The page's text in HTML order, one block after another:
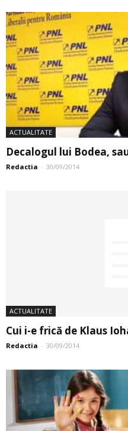
ACTUALITATE
Decalogul lui Bodea,
Redactia - 30/09/2014
ACTUALITATE
Cui i-e frică de Klaus
Redactia - 30/09/2014